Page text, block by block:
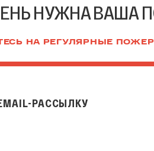
НУЖНА ВАША
НА РЕГУЛЯРНЫЕ
РАССЫЛКУ